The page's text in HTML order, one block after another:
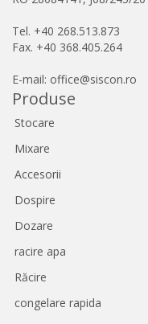
Tel. +40 268.513.873
Fax. +40 368.405.264
E-mail: office@siscon.ro
Produse
Stocare
Mixare
Accesorii
Dospire
Dozare
racire apa
Răcire
congelare rapida